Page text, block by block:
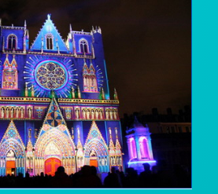
à long
PTH HA
chez le